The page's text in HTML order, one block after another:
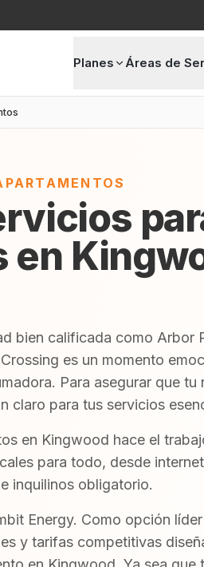
Planes Áreas de
bien calificada como Arbor
es un momento
Para asegurar que tu
claro para tus servicios
en Kingwood hace el
para todo, desde
inquilinos obligatorio.
Energy. Como opción
y tarifas competitivas